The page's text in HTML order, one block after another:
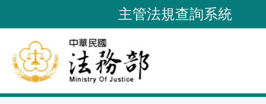
到
要
內
容
主管法規查詢系統